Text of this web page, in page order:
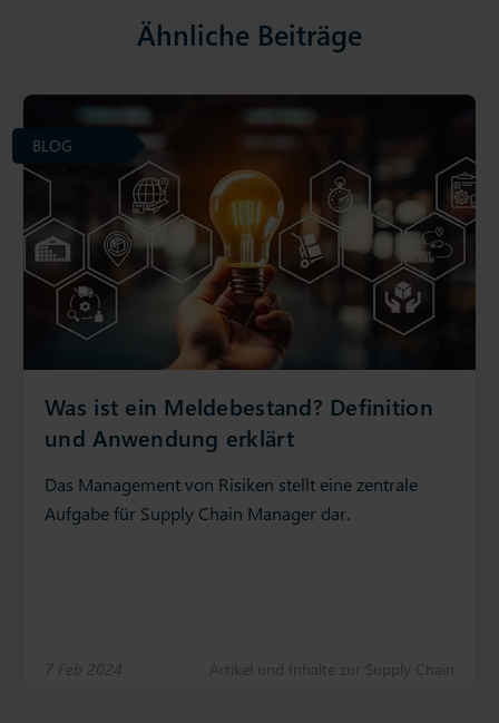
Ähnliche Beiträge
Was ist ein Meldebestand? Definition
und Anwendung erklärt
Das Management von Risiken stellt eine zentrale
Aufgabe für Supply Chain Manager dar.
7 Feb 2024 Artikel und Inhalte zur Supply Chain
BLOG